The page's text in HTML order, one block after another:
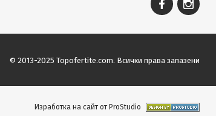
© 2013-2025 Topofertite.com. Всички права запазени
Изработка на сайт от ProStudio